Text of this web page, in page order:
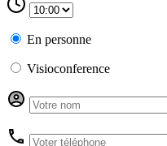
En personne
Visioconference